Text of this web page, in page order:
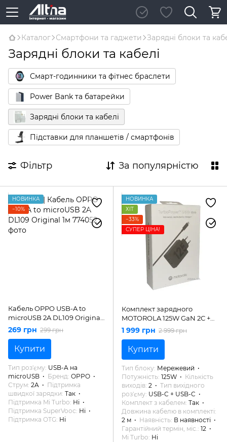
Каталог Смартфони та гаджети Зарядні блоки та
Зарядні блоки та кабелі
Смарт-годинники та фітнес браслети
Power Bank та батарейки
Зарядні блоки та кабелі
Підставки для планшетів / смартфонів
Фільтр За популярністю
НОВИНКА
−10%
Кабель OPPO USB-A to
microUSB 2A DL109 Original
1м
269 грн 299 грн
Купити
Тип роз'єму USB-A на
microUSB
Бренд OPPO
Струм 2A
Підтримка
швидкої зарядки Так
Підтримка Mi Turbo Ні
Підтримка SuperVooc Ні
Підтримка OTG Ні
НОВИНКА
ХІТ
−33%
СУПЕР ЦІНА!
Комплект зарядного
MOTOROLA 125W GaN 2С +
кабель 2m (PG38C06632)
1 999 грн 2 999 грн
Купити
Тип блоку Мережевий
Потужність 125W
Кількість
виходів 2
Тип вихідного
роз'єму USB-C + USB-C
Комплект з кабелем Так
Довжина кабелю в комплекті
2 м
Наявність В наявності
Гарантійний термін, міс. 12
Mi Turbo Ні